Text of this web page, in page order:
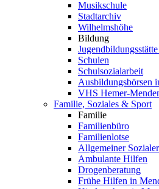
Musikschule
Stadtarchiv
Wilhelmshöhe
Bildung
Schulen
Schulsozialarbeit
Ausbildungsbörsen
VHS Hemer-
Familie, Soziales & Sport
Familie
Familienbüro
Familienlotse
Allgemeiner
Ambulante Hilfen
Drogenberatung
Frühe Hilfen in